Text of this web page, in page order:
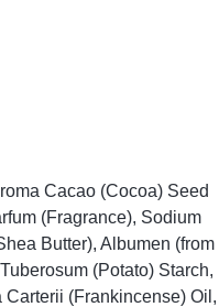
Cacao (Cocoa) Seed
(Fragrance), Sodium
Butter), Albumen (from
(Potato) Starch,
(Frankincense) Oil,